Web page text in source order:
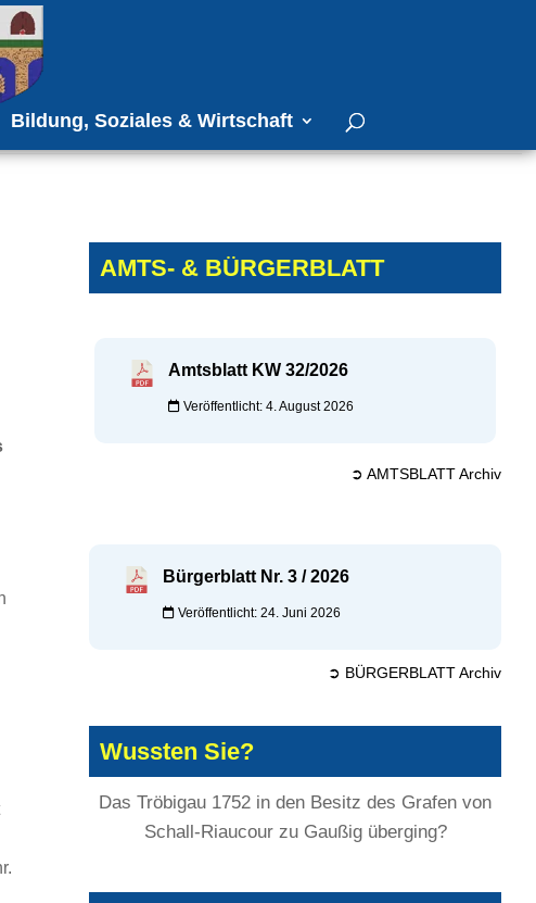
Bildung, Soziales & Wirtschaft
AMTS- & BÜRGERBLATT
Amtsblatt KW 32/2026
Veröffentlicht: 4. August 2026
➲ AMTSBLATT Archiv
Bürgerblatt Nr. 3 / 2026
Veröffentlicht: 24. Juni 2026
➲ BÜRGERBLATT Archiv
Wussten Sie?
Das Tröbigau 1752 in den Besitz des Grafen von
Schall-Riaucour zu Gaußig überging?